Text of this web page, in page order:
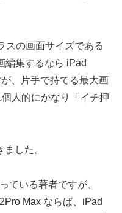
スの画面サイズである
編集するなら iPad
、片手で持てる最大画
人的にかなり「イチ押
した。
ている著者ですが、
Max ならば、iPad